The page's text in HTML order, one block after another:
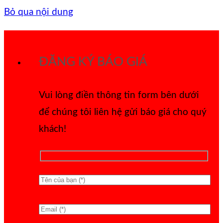
Bỏ qua nội dung
ĐĂNG KÝ BÁO GIÁ
Vui lòng điền thông tin form bên dưới
để chúng tôi liên hệ gửi báo giá cho quý
khách!